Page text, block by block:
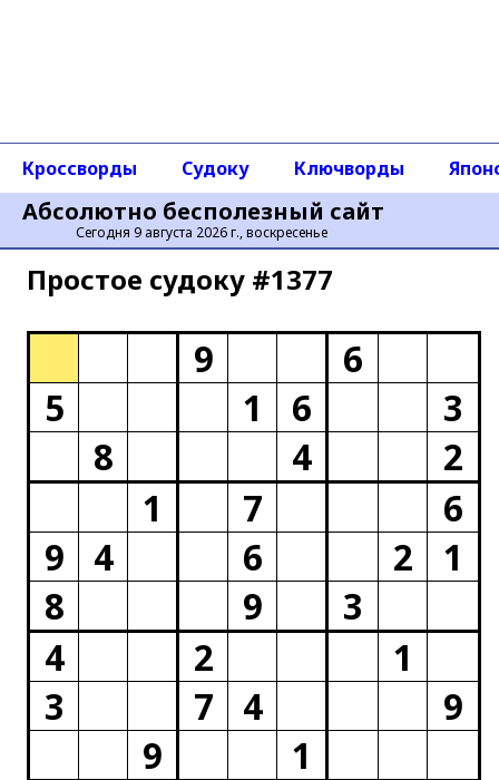
Абсолютно бесполезный сайт
Сегодня 9 августа 2026 г., воскресенье
Кроссворды Судоку Ключворды
Простое cудоку #1377
9
6
5
1 6
3
8
4
2
1
7
6
9
4 6 2
1
8
9
3
4
2
1
3
7 4
9
9
1